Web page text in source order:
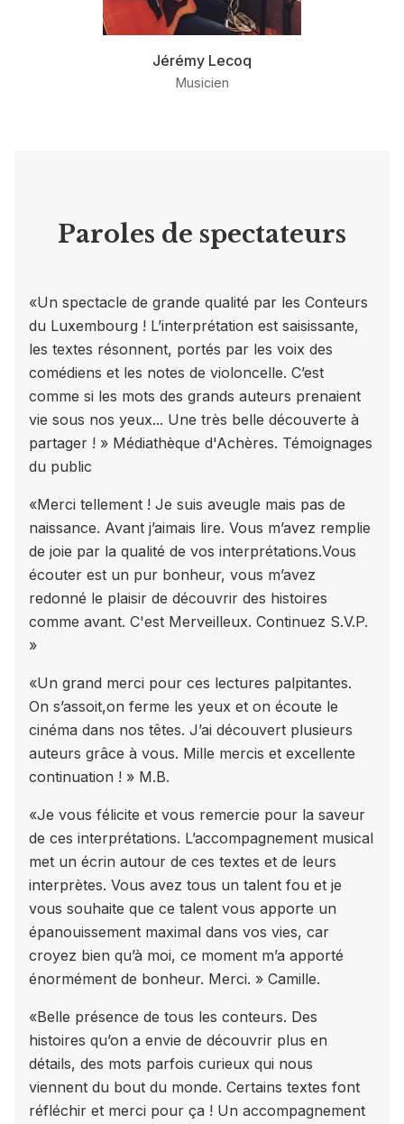
Jérémy Lecoq
Musicien
Paroles de spectateurs
«Un spectacle de grande qualité par les Conteurs
du Luxembourg ! L’interprétation est saisissante,
les textes résonnent, portés par les voix des
comédiens et les notes de violoncelle. C’est
comme si les mots des grands auteurs prenaient
vie sous nos yeux... Une très belle découverte à
partager ! » Médiathèque d'Achères. Témoignages
du public
«Merci tellement ! Je suis aveugle mais pas de
naissance. Avant j’aimais lire. Vous m’avez remplie
de joie par la qualité de vos interprétations.Vous
écouter est un pur bonheur, vous m’avez
redonné le plaisir de découvrir des histoires
comme avant. C'est Merveilleux. Continuez S.V.P.
»
«Un grand merci pour ces lectures palpitantes.
On s’assoit,on ferme les yeux et on écoute le
cinéma dans nos têtes. J’ai découvert plusieurs
auteurs grâce à vous. Mille mercis et excellente
continuation ! » M.B.
«Je vous félicite et vous remercie pour la saveur
de ces interprétations. L’accompagnement musical
met un écrin autour de ces textes et de leurs
interprètes. Vous avez tous un talent fou et je
vous souhaite que ce talent vous apporte un
épanouissement maximal dans vos vies, car
croyez bien qu’à moi, ce moment m’a apporté
énormément de bonheur. Merci. » Camille.
«Belle présence de tous les conteurs. Des
histoires qu’on a envie de découvrir plus en
détails, des mots parfois curieux qui nous
viennent du bout du monde. Certains textes font
réfléchir et merci pour ça ! Un accompagnement